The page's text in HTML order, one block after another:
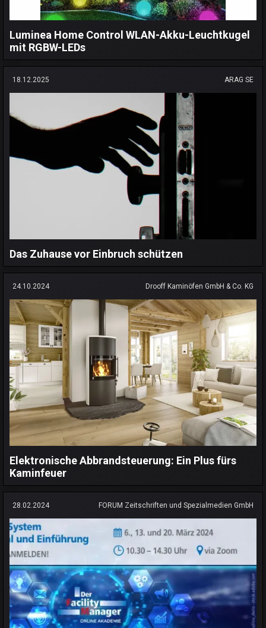
Luminea Home Control WLAN-Akku-Leuchtkugel
mit RGBW-LEDs
18.12.2025 ARAG SE
Das Zuhause vor Einbruch schützen
24.10.2024 Drooff Kaminöfen GmbH & Co. KG
Elektronische Abbrandsteuerung: Ein Plus fürs
Kaminfeuer
28.02.2024 FORUM Zeitschriften und Spezialmedien GmbH